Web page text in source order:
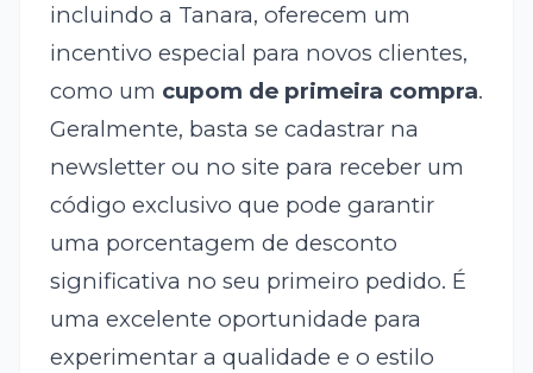
incluindo a Tanara, oferecem um
incentivo especial para novos clientes,
como um cupom de primeira compra.
Geralmente, basta se cadastrar na
newsletter ou no site para receber um
código exclusivo que pode garantir
uma porcentagem de desconto
significativa no seu primeiro pedido. É
uma excelente oportunidade para
experimentar a qualidade e o estilo